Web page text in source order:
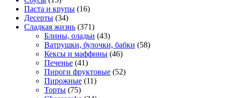
Паста и крупы (16)
Десерты (34)
Сладкая жизнь (371)
Блины, оладьи (43)
Ватрушки, булочки, бабки (58)
Кексы и маффины (46)
Печенье (41)
Пироги фруктовые (52)
Пирожные (11)
Торты (75)